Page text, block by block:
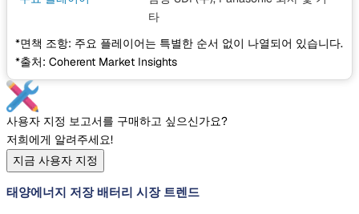
타
*면책 조항: 주요 플레이어는 특별한 순서 없이 나열되어 있습니다.
*출처: Coherent Market Insights
사용자 지정 보고서를 구매하고 싶으신가요?
저희에게 알려주세요!
지금 사용자 지정
태양에너지 저장 배터리 시장 트렌드